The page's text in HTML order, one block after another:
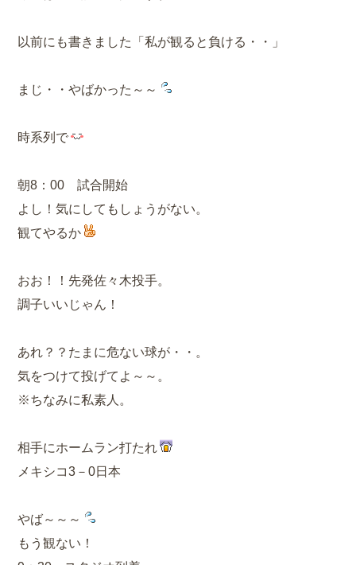
以前にも書きました「私が観ると負ける・・」
まじ・・やばかった～～
時系列で
朝8：00 試合開始
よし！気にしてもしょうがない。
観てやるか
おお！！先発佐々木投手。
調子いいじゃん！
あれ？？たまに危ない球が・・。
気をつけて投げてよ～～。
※ちなみに私素人。
相手にホームラン打たれ
メキシコ3－0日本
やば～～～
もう観ない！